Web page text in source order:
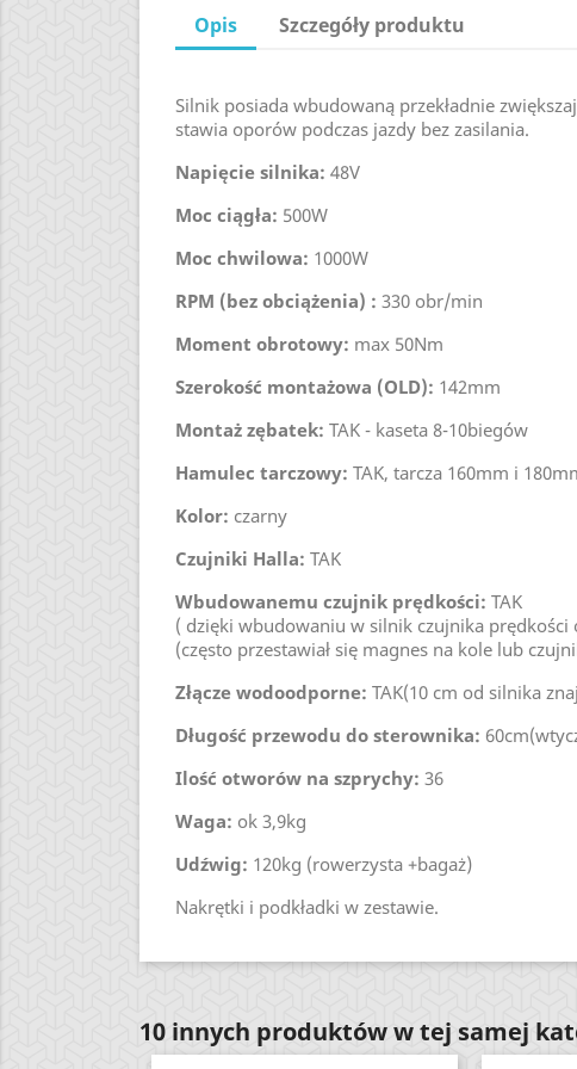
Opis Szczegóły produktu
Silnik posiada wbudowaną przekładnie
stawia oporów podczas jazdy bez zasilania.
Napięcie silnika: 48V
Moc ciągła: 500W
Moc chwilowa: 1000W
RPM (bez obciążenia) : 330 obr/min
Moment obrotowy: max 50Nm
Szerokość montażowa (OLD): 142mm
Montaż zębatek: TAK - kaseta 8-10biegów
Hamulec tarczowy: TAK, tarcza 160mm i
Kolor: czarny
Czujniki Halla: TAK
Wbudowanemu czujnik prędkości: TAK
( dzięki wbudowaniu w silnik czujnika
(często przestawiał się magnes na kole lub
Złącze wodoodporne: TAK(10 cm od silnika
Długość przewodu do sterownika:
Ilość otworów na szprychy: 36
Waga: ok 3,9kg
Udźwig: 120kg (rowerzysta +bagaż)
Nakrętki i podkładki w zestawie.
10 innych produktów w tej samej